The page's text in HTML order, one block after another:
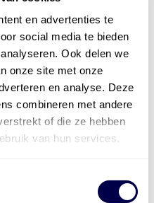
en advertenties te
social media te bieden
Ook delen we
onze site met onze
en analyse. Deze
combineren met andere
of die ze hebben
van hun services.